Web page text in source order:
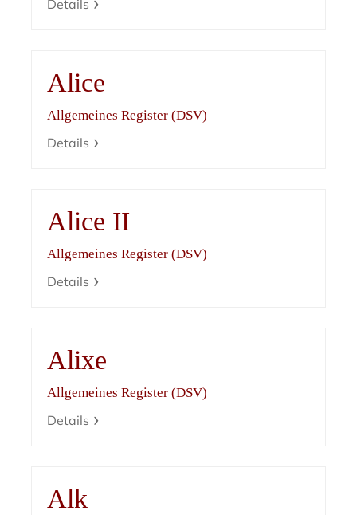
Details
Alice
Allgemeines Register (DSV)
Details
Alice II
Allgemeines Register (DSV)
Details
Alixe
Allgemeines Register (DSV)
Details
Alk